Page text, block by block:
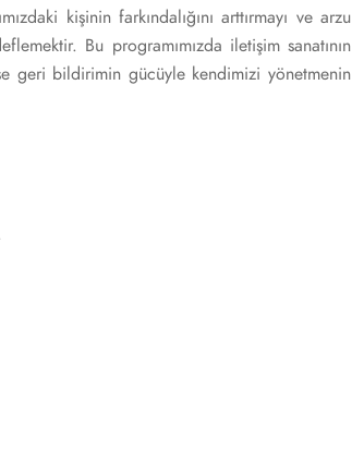
kişinin farkındalığını arttırmayı ve arzu
Bu programımızda iletişim sanatının
geri bildirimin gücüyle kendimizi yönetmenin